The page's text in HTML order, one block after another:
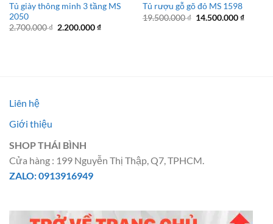
Tủ giày thông minh 3 tầng MS
2050
2.700.000₫ Giá
2.200.000₫Giá
Tủ rượu gỗ gõ đỏ MS 1598
19.500.000₫ Giá
14.500.000₫Giá
Liên hệ
Giới thiệu
SHOP THÁI BÌNH
Cửa hàng : 199 Nguyễn Thị Thập, Q7, TPHCM.
ZALO: 0913916949